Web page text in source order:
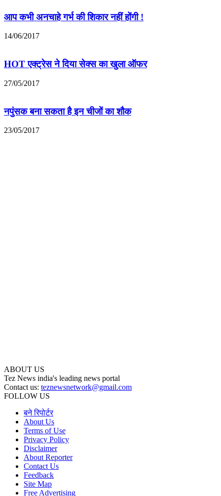
आप कभी अनचाहे गर्भ की शिकार नहीं होंगी !
14/06/2017
HOT एक्ट्रेस ने दिया सेक्स का खुला ऑफर
27/05/2017
नपुंसक बना सकता है इन चीजों का शौक
23/05/2017
ABOUT US
Tez News india's leading news portal
Contact us: teznewsnetwork@gmail.com
FOLLOW US
बने रिपोर्टर
About Us
Terms of Use
Privacy Policy
Disclaimer
About Reporter
Contact Us
Feedback
Site Map
Free Advertising